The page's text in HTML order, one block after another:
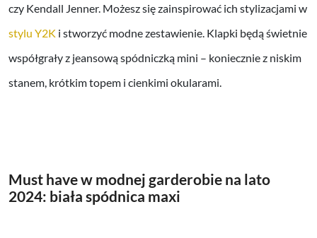
czy Kendall Jenner. Możesz się zainspirować ich stylizacjami w
stylu Y2K i stworzyć modne zestawienie. Klapki będą świetnie
współgrały z jeansową spódniczką mini – koniecznie z niskim
stanem, krótkim topem i cienkimi okularami.
Must have w modnej garderobie na lato
2024: biała spódnica maxi